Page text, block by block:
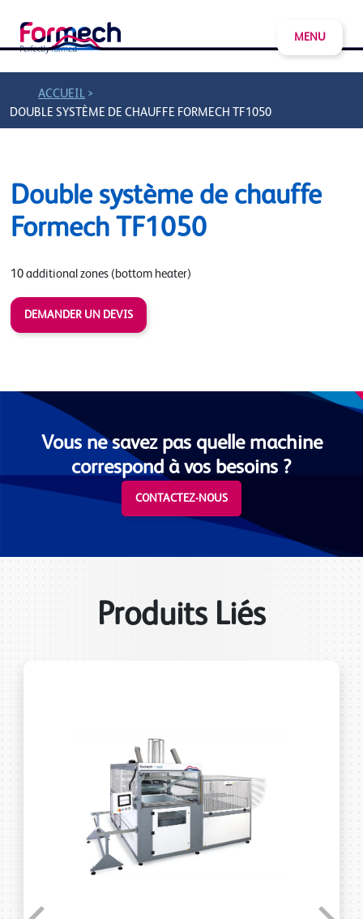
MENU
ACCUEIL >
DOUBLE SYSTÈME DE CHAUFFE FORMECH TF1050
Double système de chauffe
Formech TF1050
10 additional zones (bottom heater)
DEMANDER UN DEVIS
Vous ne savez pas quelle machine
correspond à vos besoins ?
CONTACTEZ-NOUS
Produits Liés